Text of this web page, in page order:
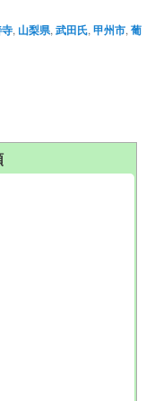
, 山梨県, 武田氏, 甲州市, 葡